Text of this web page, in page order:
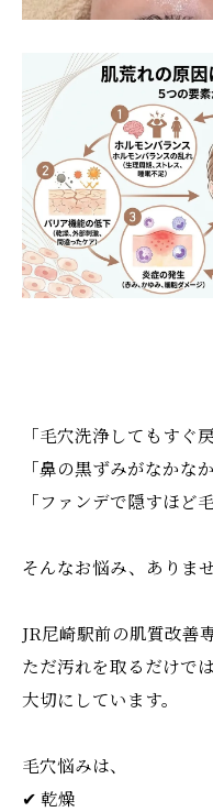
「毛穴洗浄してもすぐ
「鼻の黒ずみがなかな
「ファンデで隠すほど
そんなお悩み、ありま
JR尼崎駅前の肌質改善
ただ汚れを取るだけで
大切にしています。
毛穴悩みは、
✔ 乾燥